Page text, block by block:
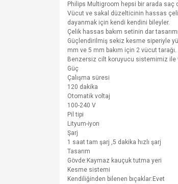
Philips Multigroom hepsi bir arada
Vücut ve sakal düzelticinin hassas
dayanmak için kendi kendini bileyler.
Çelik hassas bakım setinin dar
Güçlendirilmiş sekiz kesme siperiyle
mm ve 5 mm bakım için 2 vücut tarağı.
Benzersiz cilt koruyucu sistemimiz ile
Güç
Çalışma süresi
120 dakika
Otomatik voltaj
100-240 V
Pil tipi
Lityum-iyon
Şarj
1 saat tam şarj ,5 dakika hızlı şarj
Tasarım
Gövde:Kaymaz kauçuk tutma yeri
Kesme sistemi
Kendiliğinden bilenen bıçaklar:Evet